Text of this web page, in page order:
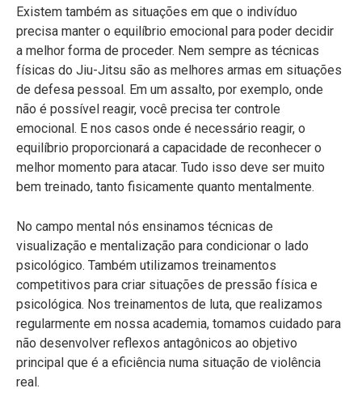
Existem também as situações em que o indivíduo
precisa manter o equilíbrio emocional para poder decidir
a melhor forma de proceder. Nem sempre as técnicas
físicas do Jiu-Jitsu são as melhores armas em situações
de defesa pessoal. Em um assalto, por exemplo, onde
não é possível reagir, você precisa ter controle
emocional. E nos casos onde é necessário reagir, o
equilíbrio proporcionará a capacidade de reconhecer o
melhor momento para atacar. Tudo isso deve ser muito
bem treinado, tanto fisicamente quanto mentalmente.
No campo mental nós ensinamos técnicas de
visualização e mentalização para condicionar o lado
psicológico. Também utilizamos treinamentos
competitivos para criar situações de pressão física e
psicológica. Nos treinamentos de luta, que realizamos
regularmente em nossa academia, tomamos cuidado para
não desenvolver reflexos antagônicos ao objetivo
principal que é a eficiência numa situação de violência
real.